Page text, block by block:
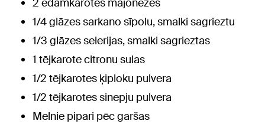
2 ēdamkarotes majonēzes
1/4 glāzes sarkano sīpolu, smalki sagrieztu
1/3 glāzes selerijas, smalki sagrieztas
1 tējkarote citronu sulas
1/2 tējkarotes ķiploku pulvera
1/2 tējkarotes sinepju pulvera
Melnie pipari pēc garšas